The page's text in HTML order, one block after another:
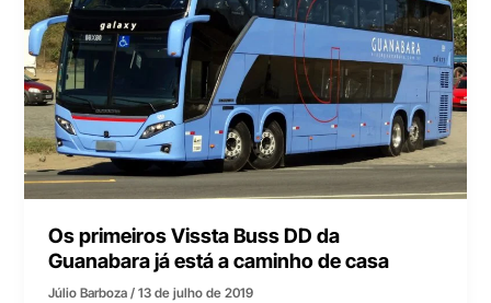
Os primeiros Vissta Buss DD da
Guanabara já está a caminho de casa
Júlio Barboza/13 de julho de 2019